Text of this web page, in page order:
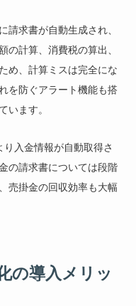
請求書が自動生成され、
の計算、消費税の算出、
め、計算ミスは完全にな
を防ぐアラート機能も搭
います。
入金情報が自動取得さ
の請求書については段階
売掛金の回収効率も大幅
の導入メリッ